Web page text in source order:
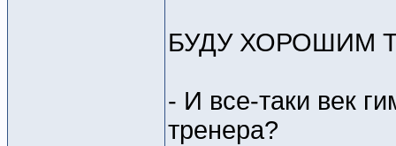
БУДУ ХОРОШИМ
- И все-таки век
тренера?